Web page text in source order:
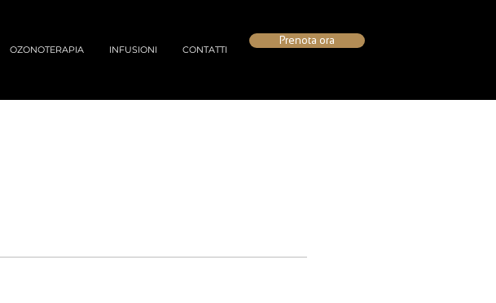
OZONOTERAPIA INFUSIONI CONTATTI
Prenota ora